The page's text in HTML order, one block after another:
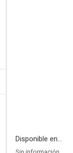
Disponible en...